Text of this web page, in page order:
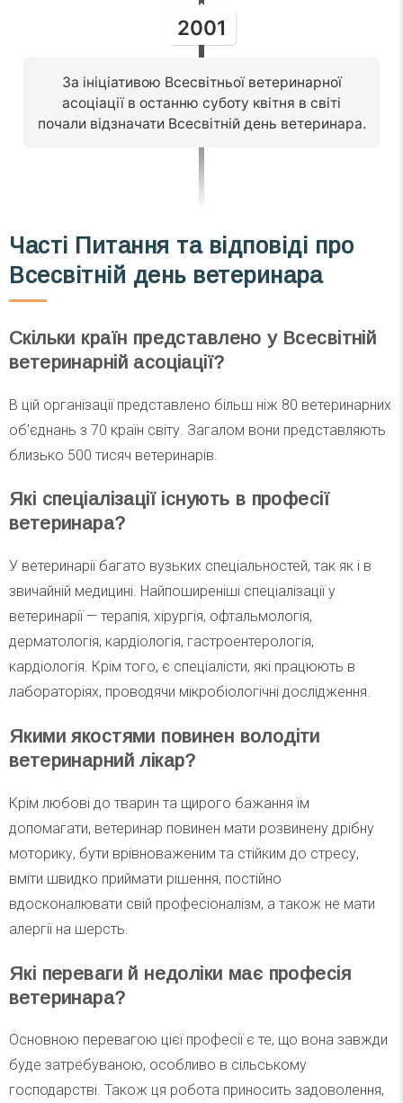
2001
За ініціативою Всесвітньої ветеринарної
асоціації в останню суботу квітня в світі
почали відзначати Всесвітній день ветеринара.
Часті Питання та відповіді про
Всесвітній день ветеринара
Скільки країн представлено у Всесвітній
ветеринарній асоціації?
В цій організації представлено більш ніж 80 ветеринарних
об’єднань з 70 країн світу. Загалом вони представляють
близько 500 тисяч ветеринарів.
Які спеціалізації існують в професії
ветеринара?
У ветеринарії багато вузьких спеціальностей, так як і в
звичайній медицині. Найпоширеніші спеціалізації у
ветеринарії — терапія, хірургія, офтальмологія,
дерматологія, кардіологія, гастроентерологія,
кардіологія. Крім того, є спеціалісти, які працюють в
лабораторіях, проводячи мікробіологічні дослідження.
Якими якостями повинен володіти
ветеринарний лікар?
Крім любові до тварин та щирого бажання їм
допомагати, ветеринар повинен мати розвинену дрібну
моторику, бути врівноваженим та стійким до стресу,
вміти швидко приймати рішення, постійно
вдосконалювати свій професіоналізм, а також не мати
алергії на шерсть.
Які переваги й недоліки має професія
ветеринара?
Основною перевагою цієї професії є те, що вона завжди
буде затребуваною, особливо в сільському
господарстві. Також ця робота приносить задоволення,